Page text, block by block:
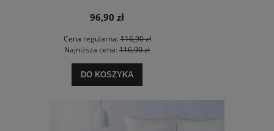
96,90 zł
Cena regularna:116,90 zł
Najniższa cena: 116,90 zł
DO KOSZYKA